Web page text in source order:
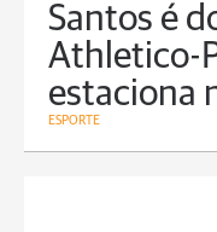
Santos é
Athletico-
estaciona
ESPORTE